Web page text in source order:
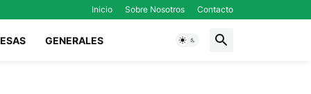
Inicio Sobre Nosotros Contacto
GENERALES